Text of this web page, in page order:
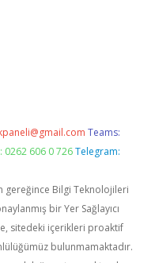
Teams:
0262 606 0 726 Telegram:
gereğince Bilgi Teknolojileri
bir Yer Sağlayıcı
sitedeki içerikleri proaktif
bulunmamaktadır.